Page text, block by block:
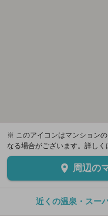
※ このアイコンはマンション
なる場合がございます。詳しく
周辺の
近くの温泉・スー